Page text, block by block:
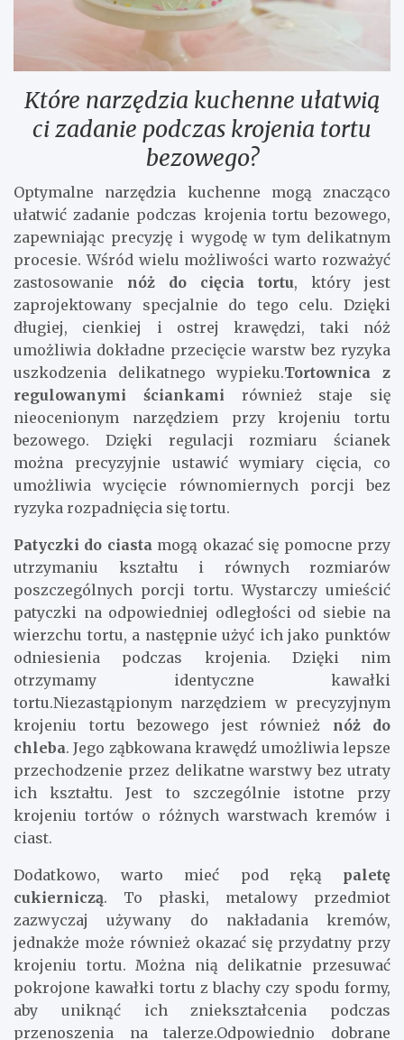
Które narzędzia kuchenne ułatwią
ci zadanie podczas krojenia tortu
bezowego?
Optymalne narzędzia kuchenne mogą znacząco
ułatwić zadanie podczas krojenia tortu bezowego,
zapewniając precyzję i wygodę w tym delikatnym
procesie. Wśród wielu możliwości warto rozważyć
zastosowanie nóż do cięcia tortu, który jest
zaprojektowany specjalnie do tego celu. Dzięki
długiej, cienkiej i ostrej krawędzi, taki nóż
umożliwia dokładne przecięcie warstw bez ryzyka
uszkodzenia delikatnego wypieku.Tortownica z
regulowanymi ściankami również staje się
nieocenionym narzędziem przy krojeniu tortu
bezowego. Dzięki regulacji rozmiaru ścianek
można precyzyjnie ustawić wymiary cięcia, co
umożliwia wycięcie równomiernych porcji bez
ryzyka rozpadnięcia się tortu.
Patyczki do ciasta mogą okazać się pomocne przy
utrzymaniu kształtu i równych rozmiarów
poszczególnych porcji tortu. Wystarczy umieścić
patyczki na odpowiedniej odległości od siebie na
wierzchu tortu, a następnie użyć ich jako punktów
odniesienia podczas krojenia. Dzięki nim
otrzymamy identyczne kawałki
tortu.Niezastąpionym narzędziem w precyzyjnym
krojeniu tortu bezowego jest również nóż do
chleba. Jego ząbkowana krawędź umożliwia lepsze
przechodzenie przez delikatne warstwy bez utraty
ich kształtu. Jest to szczególnie istotne przy
krojeniu tortów o różnych warstwach kremów i
ciast.
Dodatkowo, warto mieć pod ręką paletę
cukierniczą. To płaski, metalowy przedmiot
zazwyczaj używany do nakładania kremów,
jednakże może również okazać się przydatny przy
krojeniu tortu. Można nią delikatnie przesuwać
pokrojone kawałki tortu z blachy czy spodu formy,
aby uniknąć ich zniekształcenia podczas
przenoszenia na talerze.Odpowiednio dobrane